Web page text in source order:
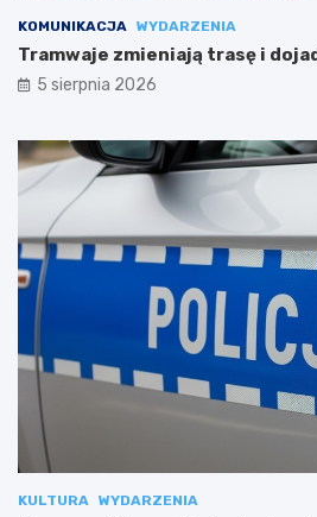
KOMUNIKACJA WYDARZENIA
Tramwaje zmieniają trasę i
5 sierpnia 2026
KULTURA WYDARZENIA